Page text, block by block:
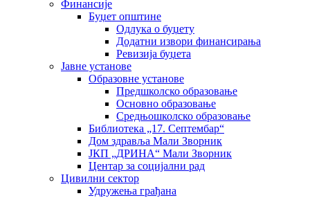
Финансије
Буџет општине
Одлука о буџету
Додатни извори финансирања
Ревизија буџета
Јавне установе
Образовне установе
Предшколско образовање
Основно образовање
Средњошколско образовање
Библиотека „17. Септембар“
Дом здравља Мали Зворник
ЈКП „ДРИНА“ Мали Зворник
Центар за социјални рад
Цивилни сектор
Удружења грађана